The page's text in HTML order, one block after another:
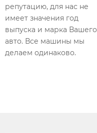
репутацию, для нас не
имеет значения год
выпуска и марка Вашего
авто. Все машины мы
делаем одинаково.​